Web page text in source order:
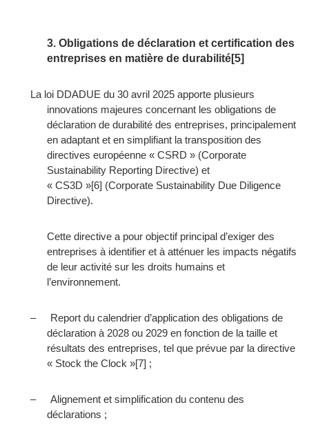
3. Obligations de déclaration et certification des
entreprises en matière de durabilité[5]
La loi DDADUE du 30 avril 2025 apporte plusieurs
innovations majeures concernant les obligations de
déclaration de durabilité des entreprises, principalement
en adaptant et en simplifiant la transposition des
directives européenne « CSRD » (Corporate
Sustainability Reporting Directive) et
« CS3D »[6] (Corporate Sustainability Due Diligence
Directive).
Cette directive a pour objectif principal d’exiger des
entreprises à identifier et à atténuer les impacts négatifs
de leur activité sur les droits humains et
l’environnement.
–
Report du calendrier d’application des obligations de
déclaration à 2028 ou 2029 en fonction de la taille et
résultats des entreprises, tel que prévue par la directive
« Stock the Clock »[7] ;
–
Alignement et simplification du contenu des
déclarations ;